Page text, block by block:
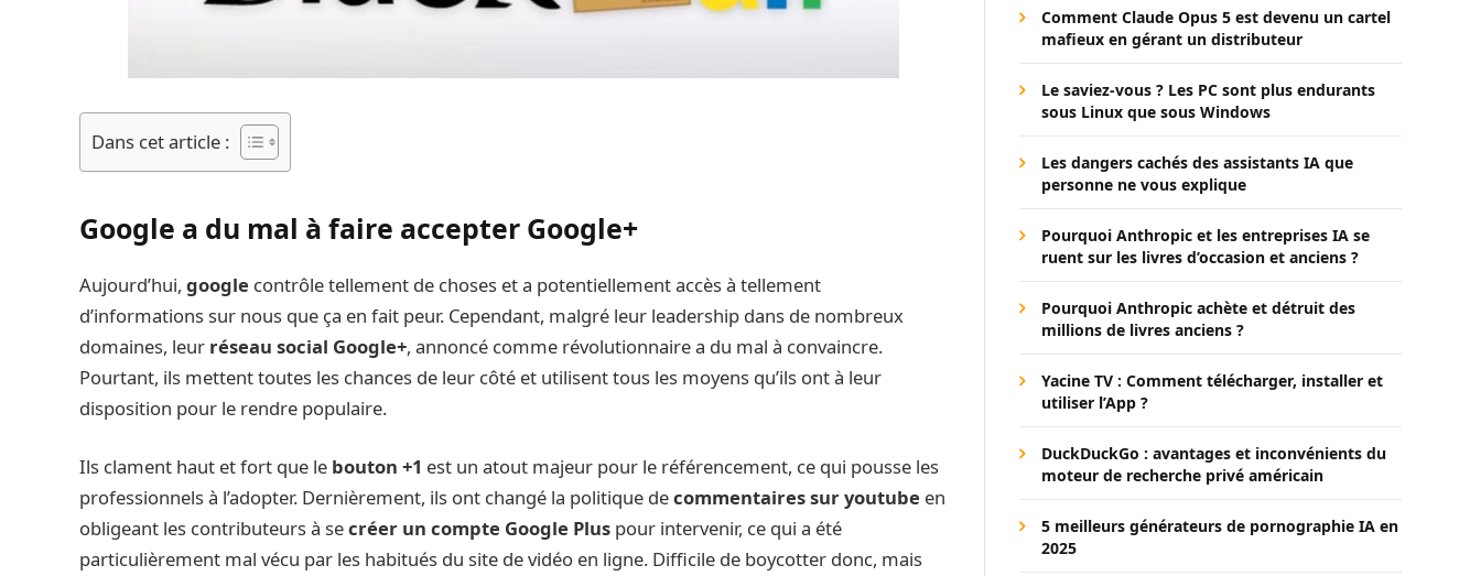
Dans cet article :
Google a du mal à faire accepter Google+
Aujourd’hui, google contrôle tellement de choses et a potentiellement accès à tellement
d’informations sur nous que ça en fait peur. Cependant, malgré leur leadership dans de nombreux
domaines, leur réseau social Google+, annoncé comme révolutionnaire a du mal à convaincre.
Pourtant, ils mettent toutes les chances de leur côté et utilisent tous les moyens qu’ils ont à leur
disposition pour le rendre populaire.
Ils clament haut et fort que le bouton +1 est un atout majeur pour le référencement, ce qui pousse les
professionnels à l’adopter. Dernièrement, ils ont changé la politique decommentaires sur youtube en
obligeant les contributeurs à secréer un compte Google Plus pour intervenir, ce qui a été
particulièrement mal vécu par les habitués du site de vidéo en ligne. Difficile de boycotter donc, mais
Comment Claude Opus 5 est devenu un cartel
mafieux en gérant un distributeur
Le saviez-vous ? Les PC sont plus endurants
sous Linux que sous Windows
Les dangers cachés des assistants IA que
personne ne vous explique
Pourquoi Anthropic et les entreprises IA se
ruent sur les livres d’occasion et anciens ?
Pourquoi Anthropic achète et détruit des
millions de livres anciens ?
Yacine TV : Comment télécharger, installer et
utiliser l’App ?
DuckDuckGo : avantages et inconvénients du
moteur de recherche privé américain
5 meilleurs générateurs de pornographie IA en
2025